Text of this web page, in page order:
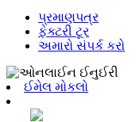
પ્રમાણપત્ર
ફેક્ટરી ટૂર
અમારો સંપર્ક કરો
ઈમેલ મોકલો